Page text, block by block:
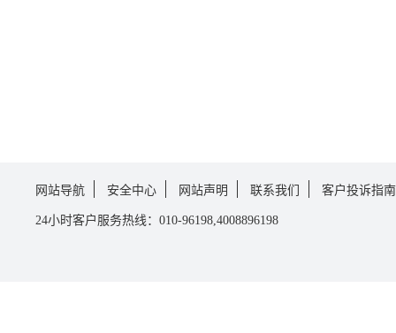
网站导航 安全中心 网站声明 联系我们 客户投诉指南
24小时客户服务热线：010-96198,4008896198